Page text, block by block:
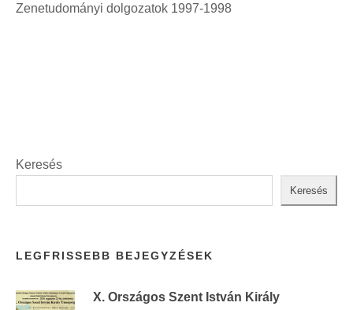
Zenetudományi dolgozatok 1997-1998
Keresés
Keresés
LEGFRISSEBB BEJEGYZÉSEK
X. Országos Szent István Király